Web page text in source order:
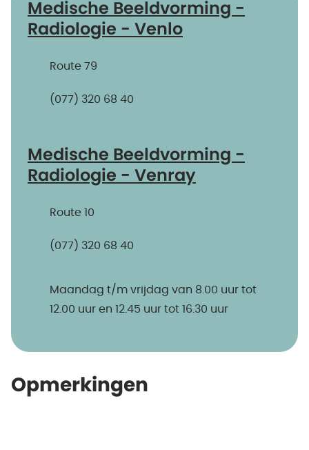
Medische Beeldvorming -
Radiologie - Venlo
Route 79
(077) 320 68 40
Medische Beeldvorming -
Radiologie - Venray
Route 10
(077) 320 68 40
Maandag t/m vrijdag van 8.00 uur tot
12.00 uur en 12.45 uur tot 16.30 uur
Opmerkingen